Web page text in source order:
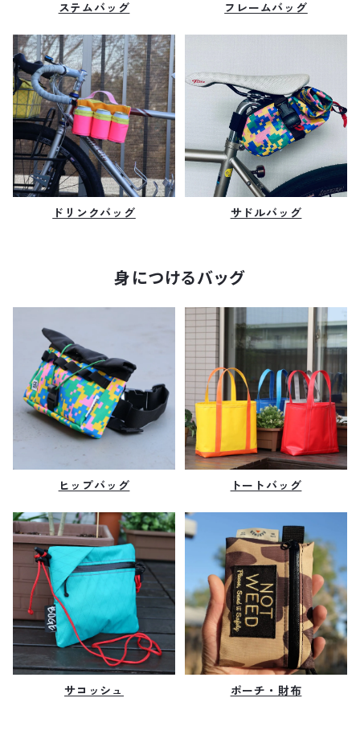
ステムバッグ フレームバッグ
ドリンクバッグ サドルバッグ
身につけるバッグ
ヒップバッグ トートバッグ
サコッシュ ポーチ・財布